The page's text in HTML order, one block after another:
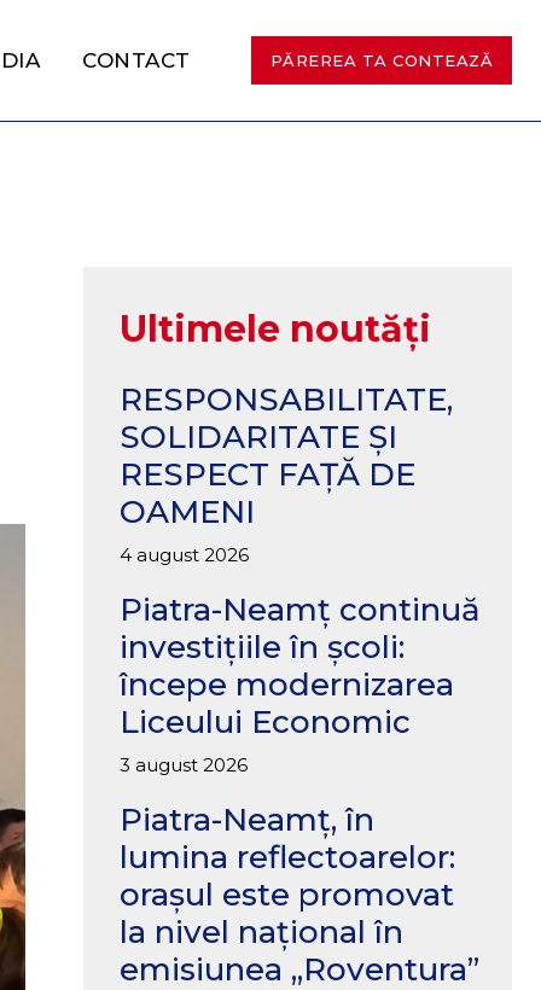
CONTACT PĂREREA TA CONTEAZĂ
Ultimele noutăți
RESPONSABILITATE,
SOLIDARITATE ȘI
RESPECT FAȚĂ DE
OAMENI
4 august 2026
Piatra-Neamț continuă
investițiile în școli:
începe modernizarea
Liceului Economic
3 august 2026
Piatra-Neamț, în
lumina reflectoarelor:
orașul este promovat
la nivel național în
emisiunea „Roventura”